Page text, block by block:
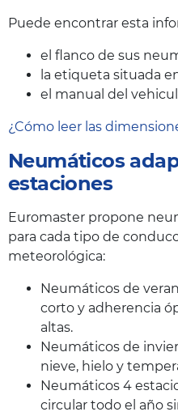
Puede encontrar esta
el flanco de sus
la etiqueta situada
el manual del
¿Cómo leer las
Neumáticos
estaciones
Euromaster propone
para cada tipo de
meteorológica:
Neumáticos de
corto y adherencia
altas.
Neumáticos de
nieve, hielo y
Neumáticos 4
circular todo el año